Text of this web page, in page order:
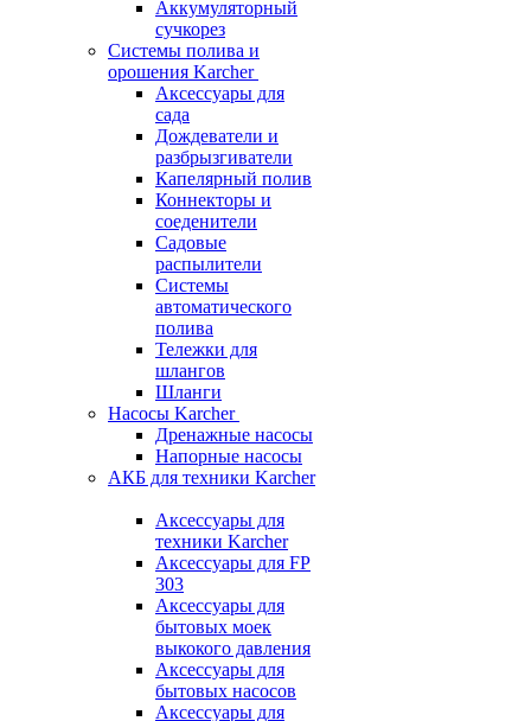
Аккумуляторный
сучкорез
Системы полива и
орошения Karcher
Аксессуары для
сада
Дождеватели и
разбрызгиватели
Капелярный полив
Коннекторы и
соеденители
Садовые
распылители
Системы
автоматического
полива
Тележки для
шлангов
Шланги
Насосы Karcher
Дренажные насосы
Напорные насосы
АКБ для техники Karcher
Аксессуары для
техники Karcher
Аксессуары для FP
303
Аксессуары для
бытовых моек
выкокого давления
Аксессуары для
бытовых насосов
Аксессуары для